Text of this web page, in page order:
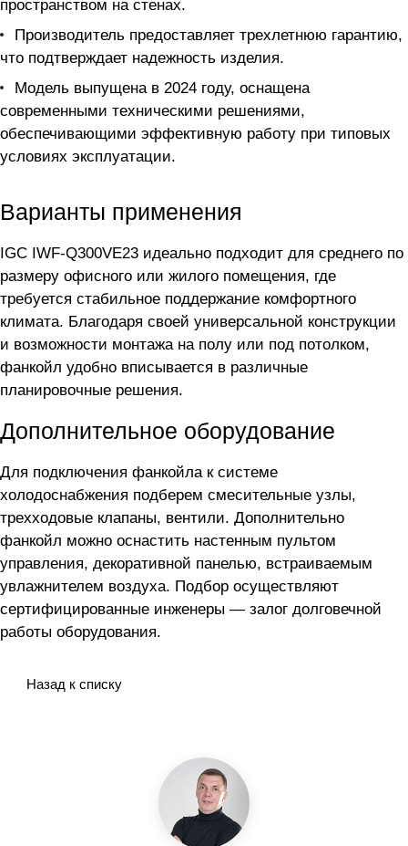
пространством на стенах.
Производитель предоставляет трехлетнюю гарантию,
что подтверждает надежность изделия.
Модель выпущена в 2024 году, оснащена
современными техническими решениями,
обеспечивающими эффективную работу при типовых
условиях эксплуатации.
Варианты применения
IGC IWF-Q300VE23 идеально подходит для среднего по
размеру офисного или жилого помещения, где
требуется стабильное поддержание комфортного
климата. Благодаря своей универсальной конструкции
и возможности монтажа на полу или под потолком,
фанкойл удобно вписывается в различные
планировочные решения.
Дополнительное оборудование
Для подключения фанкойла к системе
холодоснабжения подберем смесительные узлы,
трехходовые клапаны, вентили. Дополнительно
фанкойл можно оснастить настенным пультом
управления, декоративной панелью, встраиваемым
увлажнителем воздуха. Подбор осуществляют
сертифицированные инженеры — залог долговечной
работы оборудования.
Назад к списку